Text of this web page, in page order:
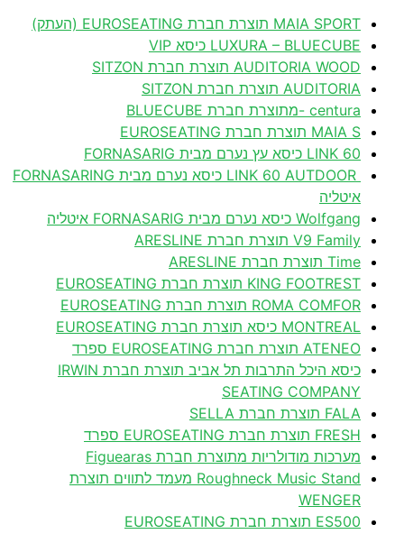
MAIA SPORT תוצרת חברת EUROSEATING (העתק)
LUXURA – BLUECUBE כיסא VIP
AUDITORIA WOOD תוצרת חברת SITZON
AUDITORIA תוצרת חברת SITZON
centura -מתוצרת חברת BLUECUBE
MAIA S תוצרת חברת EUROSEATING
60 LINK כיסא עץ נערם מבית FORNASARIG
LINK 60 AUTDOOR כיסא נערם מבית FORNASARING
איטליה
Wolfgang כיסא נערם מבית FORNASARIG איטליה
V9 Family תוצרת חברת ARESLINE
Time תוצרת חברת ARESLINE
KING FOOTREST תוצרת חברת EUROSEATING
ROMA COMFOR תוצרת חברת EUROSEATING
MONTREAL כיסא תוצרת חברת EUROSEATING
ATENEO תוצרת חברת EUROSEATING ספרד
כיסא היכל התרבות תל אביב תוצרת חברת IRWIN
SEATING COMPANY
FALA תוצרת חברת SELLA
FRESH תוצרת חברת EUROSEATING ספרד
מערכות מודולריות מתוצרת חברת Figuearas
Roughneck Music Stand מעמד לתווים תוצרת
WENGER
ES500 תוצרת חברת EUROSEATING